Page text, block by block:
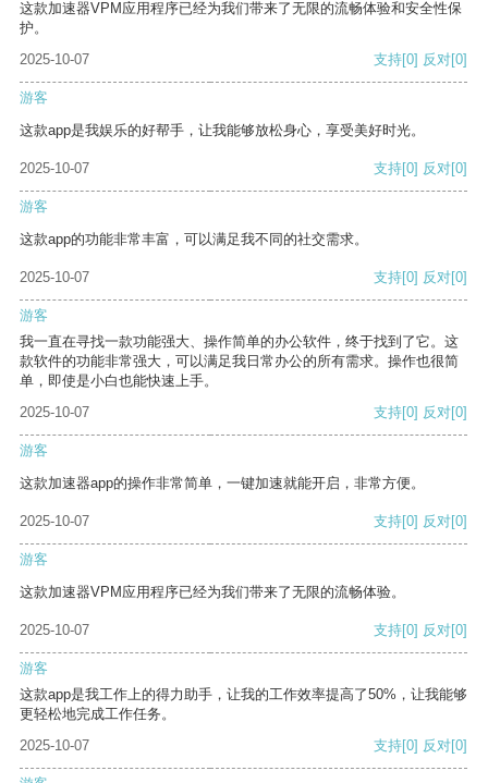
这款加速器VPM应用程序已经为我们带来了无限的流畅体验和安全性保
护。
2025-10-07
支持[0] 反对[0]
游客
这款app是我娱乐的好帮手，让我能够放松身心，享受美好时光。
2025-10-07 支持[0] 反对[0]
游客
这款app的功能非常丰富，可以满足我不同的社交需求。
2025-10-07 支持[0] 反对[0]
游客
我一直在寻找一款功能强大、操作简单的办公软件，终于找到了它。这
款软件的功能非常强大，可以满足我日常办公的所有需求。操作也很简
单，即使是小白也能快速上手。
2025-10-07
支持[0] 反对[0]
游客
这款加速器app的操作非常简单，一键加速就能开启，非常方便。
2025-10-07 支持[0] 反对[0]
游客
这款加速器VPM应用程序已经为我们带来了无限的流畅体验。
2025-10-07 支持[0] 反对[0]
游客
这款app是我工作上的得力助手，让我的工作效率提高了50%，让我能够
更轻松地完成工作任务。
2025-10-07
支持[0] 反对[0]